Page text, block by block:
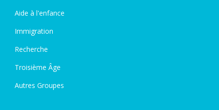
Aide à l'enfance
Immigration
Recherche
Troisième Âge
Autres Groupes